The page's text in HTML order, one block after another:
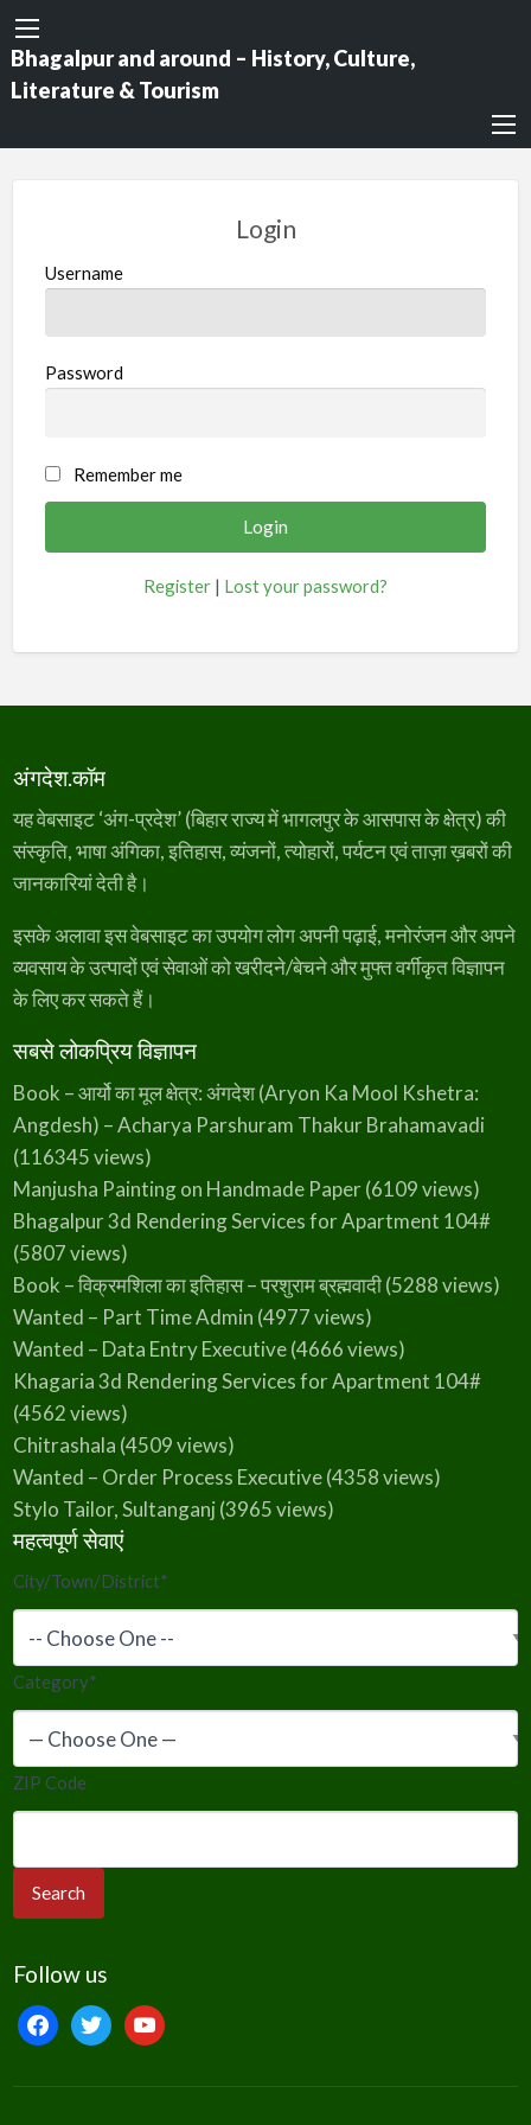
Bhagalpur and around – History, Culture,
Literature & Tourism
Login
Username
Password
Remember me
Register | Lost your password?
अंगदेश.कॉम
यह वेबसाइट ‘अंग-प्रदेश’ (बिहार राज्य में भागलपुर के आसपास के क्षेत्र) की
संस्कृति, भाषा अंगिका, इतिहास, व्यंजनों, त्योहारों, पर्यटन एवं ताज़ा ख़बरों की
जानकारियां देती है।
इसके अलावा इस वेबसाइट का उपयोग लोग अपनी पढ़ाई, मनोरंजन और अपने
व्यवसाय के उत्पादों एवं सेवाओं को खरीदने/बेचने और मुफ्त वर्गीकृत विज्ञापन
के लिए कर सकते हैं।
सबसे लोकप्रिय विज्ञापन
Book – आर्यो का मूल क्षेत्र: अंगदेश (Aryon Ka Mool Kshetra:
Angdesh) – Acharya Parshuram Thakur Brahamavadi
(116345 views)
Manjusha Painting on Handmade Paper(6109 views)
Bhagalpur 3d Rendering Services for Apartment 104#
(5807 views)
Book – विक्रमशिला का इतिहास – परशुराम ब्रह्मवादी(5288 views)
Wanted – Part Time Admin (4977 views)
Wanted – Data Entry Executive(4666 views)
Khagaria 3d Rendering Services for Apartment 104#
(4562 views)
Chitrashala (4509 views)
Wanted – Order Process Executive(4358 views)
Stylo Tailor, Sultanganj (3965 views)
महत्वपूर्ण सेवाएं
City/Town/District*
Category*
ZIP Code
Follow us
facebooktwitteryoutube